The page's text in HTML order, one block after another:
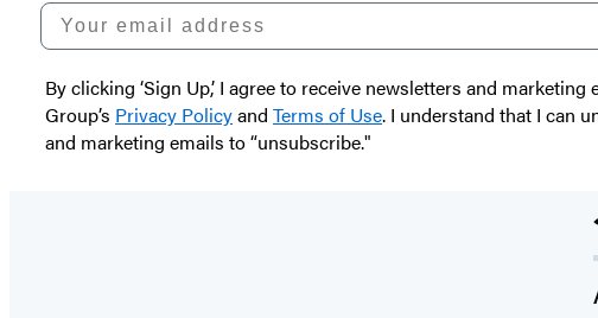
Your email address
By clicking ‘Sign Up,’ I agree to receive newsletters and
Group’s Privacy Policyand Terms of Use. I understand that I can
and marketing emails to “unsubscribe."